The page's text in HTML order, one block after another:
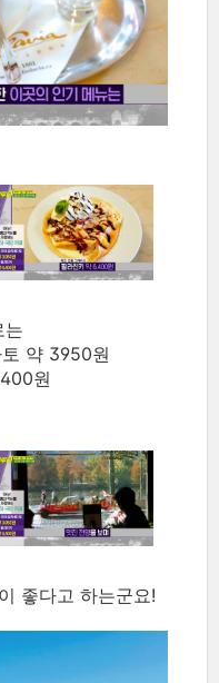
는
약 3950원
원
좋다고 하는군요!